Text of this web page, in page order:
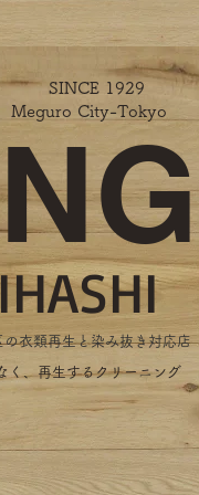
SINCE 1929
Meguro City-Tokyo
衣類再生と染み抜き対応店
く、再生するクリーニング